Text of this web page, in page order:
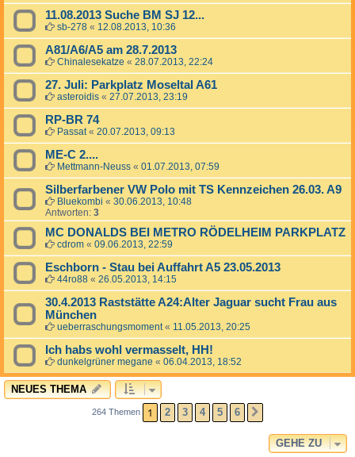
11.08.2013 Suche BM SJ 12...
sb-278 « 12.08.2013, 10:36
A81/A6/A5 am 28.7.2013
Chinalesekatze « 28.07.2013, 22:24
27. Juli: Parkplatz Moseltal A61
asteroidis « 27.07.2013, 23:19
RP-BR 74
Passat« 20.07.2013, 09:13
ME-C 2....
Mettmann-Neuss « 01.07.2013, 07:59
Silberfarbener VW Polo mit TS Kennzeichen 26.03. A9
Bluekombi « 30.06.2013, 10:48
Antworten: 3
MC DONALDS BEI METRO RÖDELHEIM PARKPLATZ
cdrom « 09.06.2013, 22:59
Eschborn - Stau bei Auffahrt A5 23.05.2013
44ro88 « 26.05.2013, 14:15
30.4.2013 Raststätte A24:Alter Jaguar sucht Frau aus
München
ueberraschungsmoment« 11.05.2013, 20:25
Ich habs wohl vermasselt, HH!
dunkelgrüner megane « 06.04.2013, 18:52
NEUES THEMA
264 Themen 1 2 3 4 5 6
GEHE ZU